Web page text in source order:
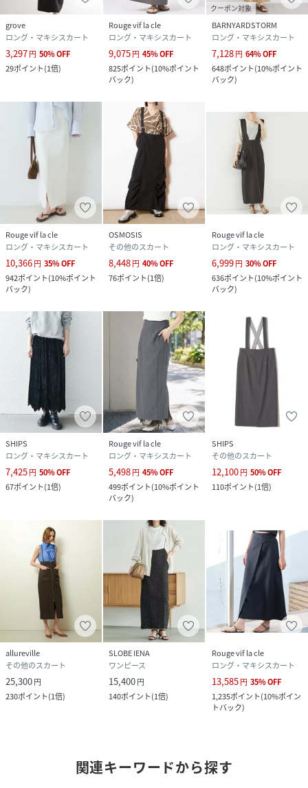
grove
ロング・マキシスカート
3,297円 50%OFF
29ポイント(1倍)
Rouge vif la cle
ロング・マキシスカート
9,075円 45%OFF
825ポイント(10%ポイント
バック)
クーポン対象
BARNYARDSTORM
ロング・マキシスカート
7,128円 64%OFF
648ポイント(10%ポイント
バック)
Rouge vif la cle
ロング・マキシスカート
10,366円 35%OFF
942ポイント(10%ポイント
バック)
OSMOSIS
その他のスカート
8,448円 40%OFF
76ポイント(1倍)
Rouge vif la cle
ロング・マキシスカート
6,999円 30%OFF
636ポイント(10%ポイント
バック)
SHIPS
ロング・マキシスカート
7,425円 50%OFF
67ポイント(1倍)
Rouge vif la cle
ロング・マキシスカート
5,498円 45%OFF
499ポイント(10%ポイント
バック)
SHIPS
その他のスカート
12,100円 50%OFF
110ポイント(1倍)
allureville
その他のスカート
25,300円
230ポイント(1倍)
SLOBE IENA
ワンピース
15,400円
140ポイント(1倍)
Rouge vif la cle
ロング・マキシスカート
13,585円 35%OFF
1,235ポイント(10%ポイン
トバック)
関連キーワードから探す